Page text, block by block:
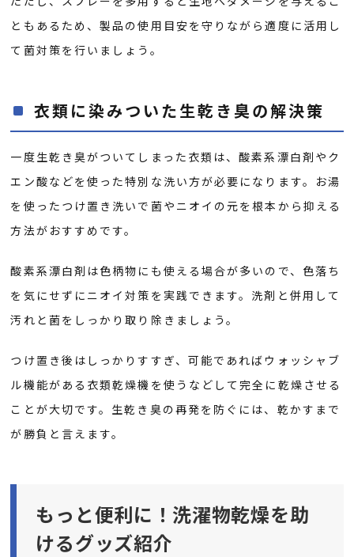
ともあるため、製品の使用目安を守りながら適度に活用し
て菌対策を行いましょう。
衣類に染みついた生乾き臭の解決策
一度生乾き臭がついてしまった衣類は、酸素系漂白剤やク
エン酸などを使った特別な洗い方が必要になります。お湯
を使ったつけ置き洗いで菌やニオイの元を根本から抑える
方法がおすすめです。
酸素系漂白剤は色柄物にも使える場合が多いので、色落ち
を気にせずにニオイ対策を実践できます。洗剤と併用して
汚れと菌をしっかり取り除きましょう。
つけ置き後はしっかりすすぎ、可能であればウォッシャブ
ル機能がある衣類乾燥機を使うなどして完全に乾燥させる
ことが大切です。生乾き臭の再発を防ぐには、乾かすまで
が勝負と言えます。
もっと便利に！洗濯物乾燥を助
けるグッズ紹介